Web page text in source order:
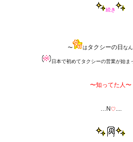
続き
〜 はタクシーの日 な
日本で初めてタクシーの営業が始ま
〜知ってた人〜
…N ♡....